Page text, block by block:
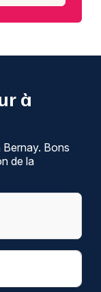
à
Bons
de la